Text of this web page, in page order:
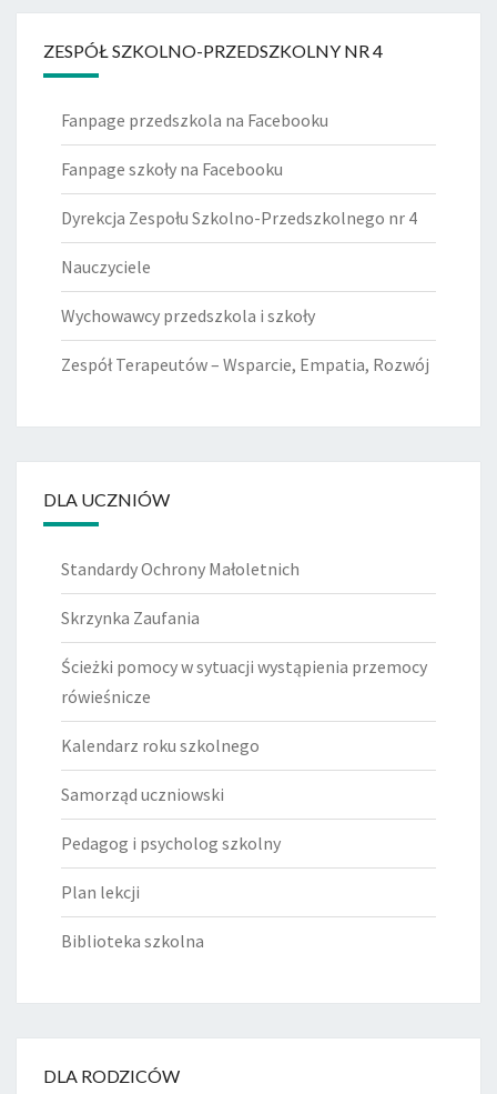
ZESPÓŁ SZKOLNO-PRZEDSZKOLNY NR 4
Fanpage przedszkola na Facebooku
Fanpage szkoły na Facebooku
Dyrekcja Zespołu Szkolno-Przedszkolnego nr 4
Nauczyciele
Wychowawcy przedszkola i szkoły
Zespół Terapeutów – Wsparcie, Empatia, Rozwój
DLA UCZNIÓW
Standardy Ochrony Małoletnich
Skrzynka Zaufania
Ścieżki pomocy w sytuacji wystąpienia przemocy
rówieśnicze
Kalendarz roku szkolnego
Samorząd uczniowski
Pedagog i psycholog szkolny
Plan lekcji
Biblioteka szkolna
DLA RODZICÓW